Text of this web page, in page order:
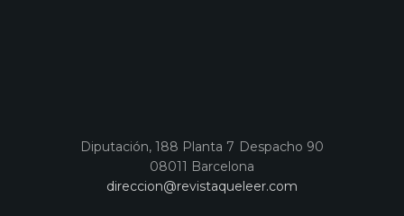
Diputación, 188 Planta 7 Despacho 90
08011 Barcelona
direccion@revistaqueleer.com